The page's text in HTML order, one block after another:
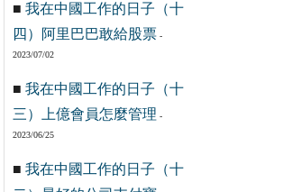
■ 我在中國工作的日子（十
四）阿里巴巴敢給股票-
2023/07/02
■ 我在中國工作的日子（十
三）上億會員怎麼管理 -
2023/06/25
■ 我在中國工作的日子（十